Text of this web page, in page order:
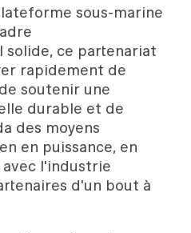
sous-marine
ce partenariat
rapidement de
soutenir une
durable et de
des moyens
en puissance, en
l'industrie
d'un bout à